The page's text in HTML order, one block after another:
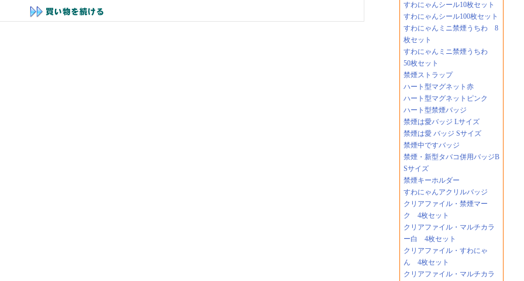
すわにゃんシール10枚セット
すわにゃんシール100枚セット
すわにゃんミニ禁煙うちわ 8
枚セット
すわにゃんミニ禁煙うちわ
50枚セット
禁煙ストラップ
ハート型マグネット赤
ハート型マグネットピンク
ハート型禁煙バッジ
禁煙は愛バッジ Lサイズ
禁煙は愛 バッジ Sサイズ
禁煙中ですバッジ
禁煙・新型タバコ併用バッジB
Sサイズ
禁煙キーホルダー
すわにゃんアクリルバッジ
クリアファイル・禁煙マー
ク 4枚セット
クリアファイル・マルチカラ
ー白 4枚セット
クリアファイル・すわにゃ
ん 4枚セット
クリアファイル・マルチカラ